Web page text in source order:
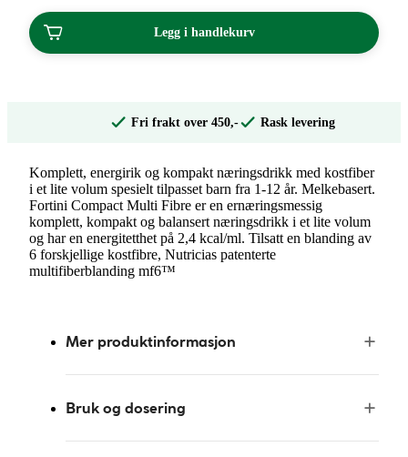
kroner.
kroner.
Legg i handlekurv
Fri frakt over 450,- Rask levering
Komplett, energirik og kompakt næringsdrikk med kostfiber
i et lite volum spesielt tilpasset barn fra 1-12 år. Melkebasert.
Fortini Compact Multi Fibre er en ernæringsmessig
komplett, kompakt og balansert næringsdrikk i et lite volum
og har en energitetthet på 2,4 kcal/ml. Tilsatt en blanding av
6 forskjellige kostfibre, Nutricias patenterte
multifiberblanding mf6™
Mer produktinformasjon
Bruk og dosering